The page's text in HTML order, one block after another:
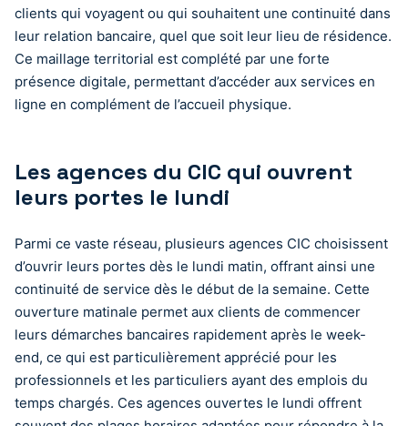
clients qui voyagent ou qui souhaitent une continuité dans
leur relation bancaire, quel que soit leur lieu de résidence.
Ce maillage territorial est complété par une forte
présence digitale, permettant d’accéder aux services en
ligne en complément de l’accueil physique.
Les agences du CIC qui ouvrent
leurs portes le lundi
Parmi ce vaste réseau, plusieurs agences CIC choisissent
d’ouvrir leurs portes dès le lundi matin, offrant ainsi une
continuité de service dès le début de la semaine. Cette
ouverture matinale permet aux clients de commencer
leurs démarches bancaires rapidement après le week-
end, ce qui est particulièrement apprécié pour les
professionnels et les particuliers ayant des emplois du
temps chargés. Ces agences ouvertes le lundi offrent